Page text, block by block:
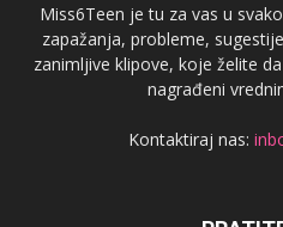
Miss6Teen je tu za vas u
zapažanja, probleme,
zanimljive klipove, koje želite
nagrađeni
Kontaktiraj nas: